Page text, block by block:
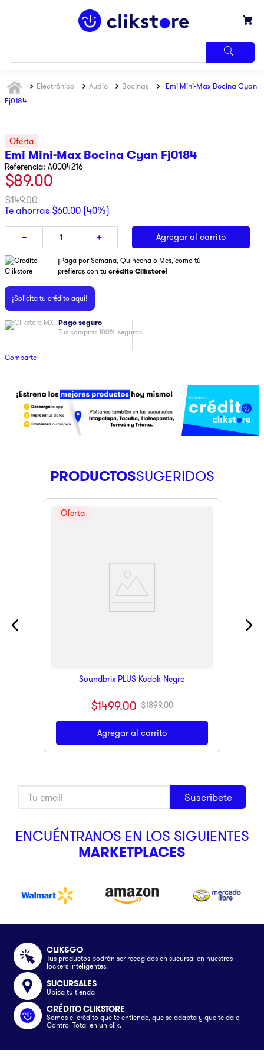
Electrónica Audio Bocinas
Emi Mini-Max Bocina Cyan
Fj0184
Emi Mini-Max Bocina Cyan Fj0184
Referencia: A0004216
$89.00
$149.00
Te ahorras $60.00 (40%)
＋
－ Agregar al carrito
¡Paga por Semana, Quincena o Mes, como tú
prefieras con tu crédito Clikstore!
¡Solicita tu crédito aquí!
Pago seguro
Tus compras 100% seguras.
Comparte
PRODUCTOS
Soundbrix PLUS Kodak Negro
$1499.00 $1899.00
Agregar al carrito
Suscríbete
ENCUÉNTRANOS EN LOS SIGUIENTES
MARKETPLACES
CLIK&GO
Tus productos podrán ser recogidos en sucursal en nuestros
lockers inteligentes.
SUCURSALES
Ubica tu tienda
CRÉDITO CLIKSTORE
Somos el crédito que te entiende, que se adapta y que te da el
Control Total en un clik.
MÁS
BUSCADOS
3
samsung
4.
winia
5.
motos
7
8.
lavadora
10. pulsar